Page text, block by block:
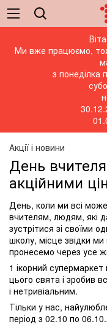
Ми вже працюємо, тож
з понеділка
Акції і новини
День
акційними
День, коли ми всі
вчителям, людям, які
зустрітися зі своїми
школу, місце звідки
пронесемо через усе
1 ікорний
цього свята і зробив
і нетривіальним.
Тільки у нас,
період з 02.10 по